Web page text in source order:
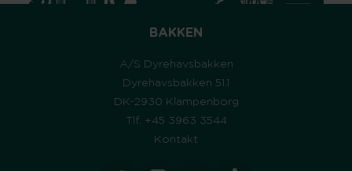
BAKKEN
A/S Dyrehavsbakken
Dyrehavsbakken 51.1
DK-2930 Klampenborg
Tlf. +45 3963 3544
Kontakt